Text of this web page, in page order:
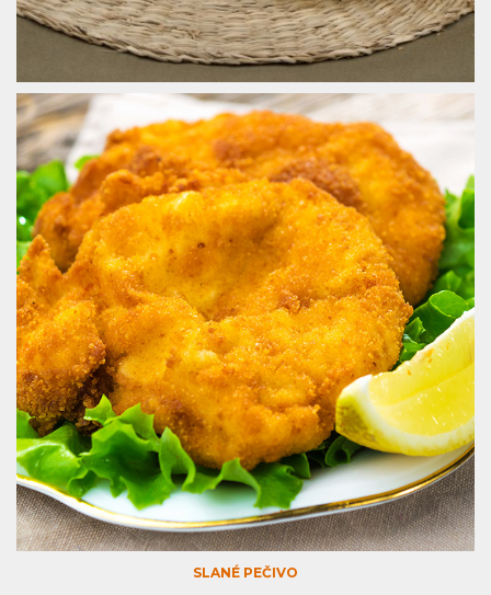
SLANÉ PEČIVO